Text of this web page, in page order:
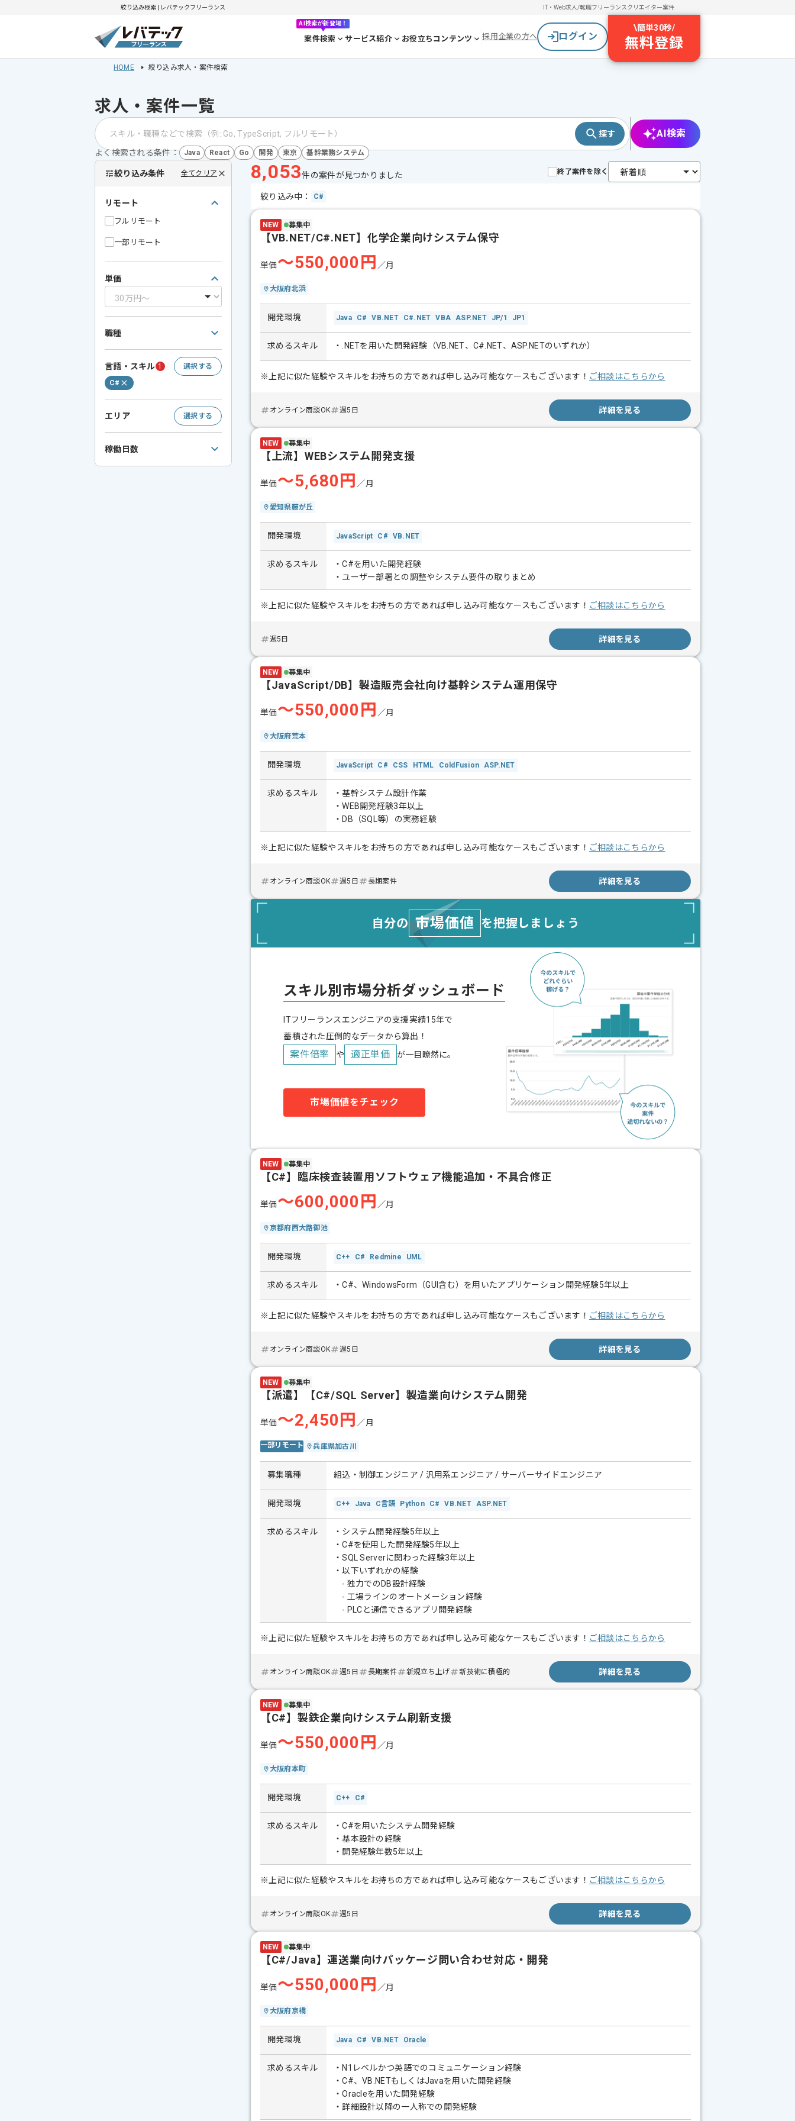
絞り込み検索 | レバテックフリーランス IT・Web求人/転職フリーランスクリエイター案件
AI検索が新登場！
案件検索 サービス紹介 お役立ちコンテンツ 採用企業の方へ ログイン
\簡単30秒/
無料登録
HOME 絞り込み求人・案件検索
求人・案件一覧
探す AI検索
よく検索される条件： Java React Go 開発 東京 基幹業務システム
絞り込み条件 全てクリア
リモート
フルリモート
一部リモート
単価
職種
言語・スキル 1
選択する
C#
エリア 選択する
稼働日数
8,053件の案件が見つかりました 終了案件を除く
絞り込み中： C#
NEW 募集中
【VB.NET/C#.NET】化学企業向けシステム保守
単価〜550,000円 ／月
大阪府北浜
開発環境 Java C# VB.NET C#.NET VBA ASP.NET JP/1 JP1
求めるスキル ・.NETを用いた開発経験（VB.NET、C#.NET、ASP.NETのいずれか）
※上記に似た経験やスキルをお持ちの方であれば申し込み可能なケースもございます！ ご相談はこちらから
オンライン商談OK 週5日 詳細を見る
NEW 募集中
【上流】WEBシステム開発支援
単価〜5,680円 ／月
愛知県藤が丘
開発環境 JavaScript C# VB.NET
求めるスキル
・C#を用いた開発経験
・ユーザー部署との調整やシステム要件の取りまとめ
※上記に似た経験やスキルをお持ちの方であれば申し込み可能なケースもございます！ ご相談はこちらから
週5日 詳細を見る
NEW 募集中
【JavaScript/DB】製造販売会社向け基幹システム運用保守
単価〜550,000円 ／月
大阪府荒本
開発環境 JavaScript C# CSS HTML ColdFusion ASP.NET
求めるスキル
・基幹システム設計作業
・WEB開発経験3年以上
・DB（SQL等）の実務経験
※上記に似た経験やスキルをお持ちの方であれば申し込み可能なケースもございます！ ご相談はこちらから
オンライン商談OK 週5日 長期案件 詳細を見る
自分の 市場価値 を把握しましょう
スキル別市場分析ダッシュボード
ITフリーランスエンジニアの支援実績15年で
蓄積された圧倒的なデータから算出！
案件倍率 や 適正単価 が一目瞭然に。
市場価値をチェック
NEW 募集中
【C#】臨床検査装置用ソフトウェア機能追加・不具合修正
単価〜600,000円 ／月
京都府西大路御池
開発環境 C++ C# Redmine UML
求めるスキル ・C#、WindowsForm（GUI含む）を用いたアプリケーション開発経験5年以上
※上記に似た経験やスキルをお持ちの方であれば申し込み可能なケースもございます！ ご相談はこちらから
オンライン商談OK 週5日 詳細を見る
NEW 募集中
【派遣】【C#/SQL Server】製造業向けシステム開発
単価〜2,450円 ／月
一部リモート 兵庫県加古川
募集職種 組込・制御エンジニア / 汎用系エンジニア / サーバーサイドエンジニア
開発環境 C++ Java C言語 Python C# VB.NET ASP.NET
求めるスキル
・システム開発経験5年以上
・C#を使用した開発経験5年以上
・SQL Serverに関わった経験3年以上
・以下いずれかの経験
- 独力でのDB設計経験
- 工場ラインのオートメーション経験
- PLCと通信できるアプリ開発経験
※上記に似た経験やスキルをお持ちの方であれば申し込み可能なケースもございます！ ご相談はこちらから
オンライン商談OK 週5日 長期案件 新規立ち上げ 新技術に積極的 詳細を見る
NEW 募集中
【C#】製鉄企業向けシステム刷新支援
単価〜550,000円 ／月
大阪府本町
開発環境 C++ C#
求めるスキル
・C#を用いたシステム開発経験
・基本設計の経験
・開発経験年数5年以上
※上記に似た経験やスキルをお持ちの方であれば申し込み可能なケースもございます！ ご相談はこちらから
オンライン商談OK 週5日 詳細を見る
NEW 募集中
【C#/Java】運送業向けパッケージ問い合わせ対応・開発
単価〜550,000円 ／月
大阪府京橋
開発環境 Java C# VB.NET Oracle
求めるスキル
・N1レベルかつ英語でのコミュニケーション経験
・C#、VB.NETもしくはJavaを用いた開発経験
・Oracleを用いた開発経験
・詳細設計以降の一人称での開発経験